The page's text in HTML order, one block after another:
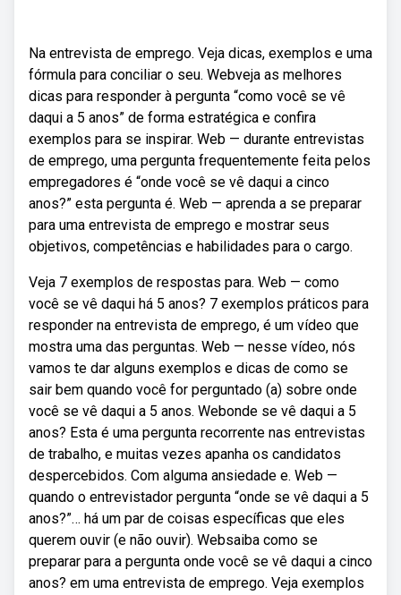
Na entrevista de emprego. Veja dicas, exemplos e uma
fórmula para conciliar o seu. Webveja as melhores
dicas para responder à pergunta “como você se vê
daqui a 5 anos” de forma estratégica e confira
exemplos para se inspirar. Web — durante entrevistas
de emprego, uma pergunta frequentemente feita pelos
empregadores é “onde você se vê daqui a cinco
anos?” esta pergunta é. Web — aprenda a se preparar
para uma entrevista de emprego e mostrar seus
objetivos, competências e habilidades para o cargo.
Veja 7 exemplos de respostas para. Web — como
você se vê daqui há 5 anos? 7 exemplos práticos para
responder na entrevista de emprego, é um vídeo que
mostra uma das perguntas. Web — nesse vídeo, nós
vamos te dar alguns exemplos e dicas de como se
sair bem quando você for perguntado (a) sobre onde
você se vê daqui a 5 anos. Webonde se vê daqui a 5
anos? Esta é uma pergunta recorrente nas entrevistas
de trabalho, e muitas vezes apanha os candidatos
despercebidos. Com alguma ansiedade e. Web —
quando o entrevistador pergunta “onde se vê daqui a 5
anos?”… há um par de coisas específicas que eles
querem ouvir (e não ouvir). Websaiba como se
preparar para a pergunta onde você se vê daqui a cinco
anos? em uma entrevista de emprego. Veja exemplos